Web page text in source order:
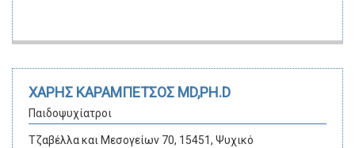
ΧΑΡΗΣ ΚΑΡΑΜΠΕΤΣΟΣ MD,PH.D
Παιδοψυχίατροι
Τζαβέλλα και Μεσογείων 70, 15451, Ψυχικό